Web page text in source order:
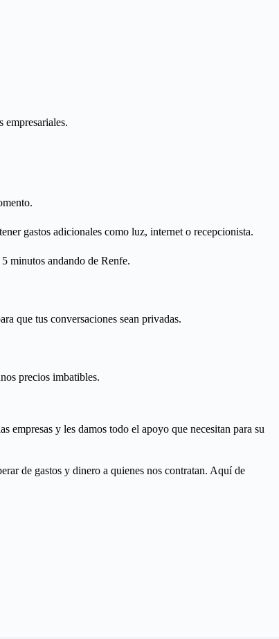
empresariales.
gastos adicionales como luz, internet o recepcionista.
minutos andando de Renfe.
que tus conversaciones sean privadas.
precios imbatibles.
empresas y les damos todo el apoyo que necesitan para su
de gastos y dinero a quienes nos contratan. Aquí de